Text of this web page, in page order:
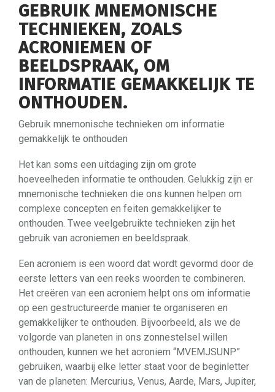
GEBRUIK MNEMONISCHE
TECHNIEKEN, ZOALS
ACRONIEMEN OF
BEELDSPRAAK, OM
INFORMATIE GEMAKKELIJK TE
ONTHOUDEN.
Gebruik mnemonische technieken om informatie
gemakkelijk te onthouden
Het kan soms een uitdaging zijn om grote
hoeveelheden informatie te onthouden. Gelukkig zijn er
mnemonische technieken die ons kunnen helpen om
complexe concepten en feiten gemakkelijker te
onthouden. Twee veelgebruikte technieken zijn het
gebruik van acroniemen en beeldspraak.
Een acroniem is een woord dat wordt gevormd door de
eerste letters van een reeks woorden te combineren.
Het creëren van een acroniem helpt ons om informatie
op een gestructureerde manier te organiseren en
gemakkelijker te onthouden. Bijvoorbeeld, als we de
volgorde van planeten in ons zonnestelsel willen
onthouden, kunnen we het acroniem “MVEMJSUNP”
gebruiken, waarbij elke letter staat voor de beginletter
van de planeten: Mercurius, Venus, Aarde, Mars, Jupiter,